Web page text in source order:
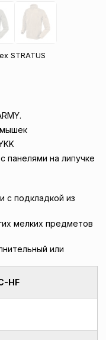
STRATUS
панелями на липучке
с подкладкой из
мелких предметов
или
HF